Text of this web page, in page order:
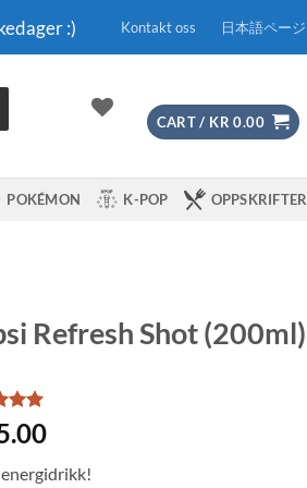
:) Kontakt oss 日本語ページ
CART / KR 0.00
POKÉMON K-POP OPPSKRIFTER
Refresh Shot (200ml)
5
5